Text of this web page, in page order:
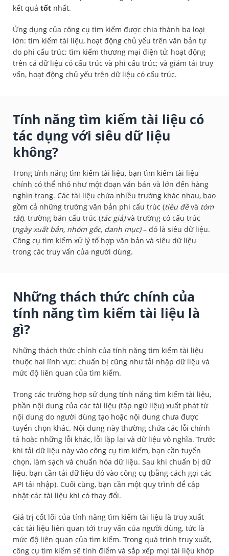
kết quả tốt nhất.
Ứng dụng của công cụ tìm kiếm được chia thành ba loại
lớn: tìm kiếm tài liệu, hoạt động chủ yếu trên văn bản tự
do phi cấu trúc; tìm kiếm thương mại điện tử, hoạt động
trên cả dữ liệu có cấu trúc và phi cấu trúc; và giảm tải truy
vấn, hoạt động chủ yếu trên dữ liệu có cấu trúc.
Tính năng tìm kiếm tài liệu có
tác dụng với siêu dữ liệu
không?
Trong tính năng tìm kiếm tài liệu, bạn tìm kiếm tài liệu
chính có thể nhỏ như một đoạn văn bản và lớn đến hàng
nghìn trang. Các tài liệu chứa nhiều trường khác nhau, bao
gồm cả những trường văn bản phi cấu trúc (tiêu đềvà tóm
tắt), trường bán cấu trúc (tác giả)và trường có cấu trúc
(ngày xuất bản, nhóm gốc, danh mục)– đó là siêu dữ liệu.
Công cụ tìm kiếm xử lý tổ hợp văn bản và siêu dữ liệu
trong các truy vấn của người dùng.
Những thách thức chính của
tính năng tìm kiếm tài liệu là
gì?
Những thách thức chính của tính năng tìm kiếm tài liệu
thuộc hai lĩnh vực: chuẩn bị cũng như tải nhập dữ liệu và
mức độ liên quan của tìm kiếm.
Trong các trường hợp sử dụng tính năng tìm kiếm tài liệu,
phần nội dung của các tài liệu (tập ngữ liệu) xuất phát từ
nội dung do người dùng tạo hoặc nội dung chưa được
tuyển chọn khác. Nội dung này thường chứa các lỗi chính
tả hoặc những lỗi khác, lỗi lặp lại và dữ liệu vô nghĩa. Trước
khi tải dữ liệu này vào công cụ tìm kiếm, bạn cần tuyển
chọn, làm sạch và chuẩn hóa dữ liệu. Sau khi chuẩn bị dữ
liệu, bạn cần tải dữ liệu đó vào công cụ (bằng cách gọi các
API tải nhập). Cuối cùng, bạn cần một quy trình để cập
nhật các tài liệu khi có thay đổi.
Giá trị cốt lõi của tính năng tìm kiếm tài liệu là truy xuất
các tài liệu liên quan tới truy vấn của người dùng, tức là
mức độ liên quan của tìm kiếm. Trong quá trình truy xuất,
công cụ tìm kiếm sẽ tính điểm và sắp xếp mọi tài liệu khớp